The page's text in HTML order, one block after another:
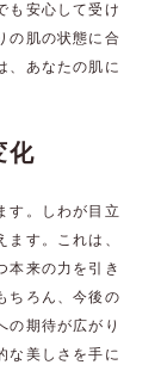
も安心して受け
の肌の状態に合
、あなたの肌に
化
す。しわが目立
す。これは、
本来の力を引き
ちろん、今後の
の期待が広がり
な美しさを手に